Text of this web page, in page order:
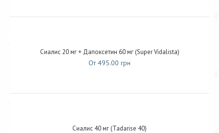
Сиалис 20 мг + Дапоксетин 60 мг (Super Vidalista)
От 495.00 грн
Сиалис 40 мг (Tadarise 40)